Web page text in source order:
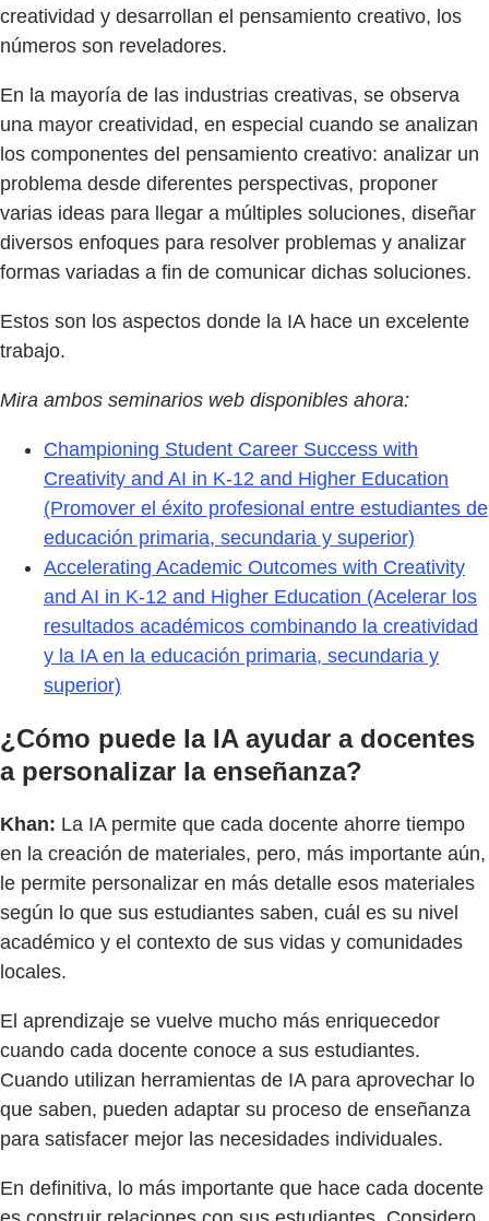
creatividad y desarrollan el pensamiento creativo, los
números son reveladores.
En la mayoría de las industrias creativas, se observa
una mayor creatividad, en especial cuando se analizan
los componentes del pensamiento creativo: analizar un
problema desde diferentes perspectivas, proponer
varias ideas para llegar a múltiples soluciones, diseñar
diversos enfoques para resolver problemas y analizar
formas variadas a fin de comunicar dichas soluciones.
Estos son los aspectos donde la IA hace un excelente
trabajo.
Mira ambos seminarios web disponibles ahora:
Championing Student Career Success with
Creativity and AI in K-12 and Higher Education
(Promover el éxito profesional entre estudiantes de
educación primaria, secundaria y superior)
Accelerating Academic Outcomes with Creativity
and AI in K-12 and Higher Education (Acelerar los
resultados académicos combinando la creatividad
y la IA en la educación primaria, secundaria y
superior)
¿Cómo puede la IA ayudar a docentes
a personalizar la enseñanza?
Khan: La IA permite que cada docente ahorre tiempo
en la creación de materiales, pero, más importante aún,
le permite personalizar en más detalle esos materiales
según lo que sus estudiantes saben, cuál es su nivel
académico y el contexto de sus vidas y comunidades
locales.
El aprendizaje se vuelve mucho más enriquecedor
cuando cada docente conoce a sus estudiantes.
Cuando utilizan herramientas de IA para aprovechar lo
que saben, pueden adaptar su proceso de enseñanza
para satisfacer mejor las necesidades individuales.
En definitiva, lo más importante que hace cada docente